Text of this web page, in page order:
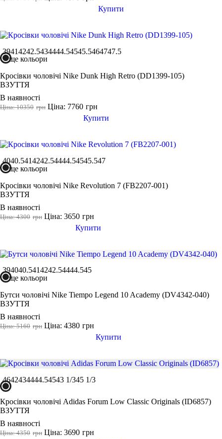
Показати більше
Виробник
Купити
39414242.5434444.54545.5464747.5
ще кольори
Кросівки чоловічі Nike Dunk High Retro (DD1399-105)
ВЗУТТЯ
В наявності
грн
Ціна: 10350 грн
Ціна: 7760
Купити
4040.5414242.54444.54545.547
ще кольори
Кросівки чоловічі Nike Revolution 7 (FB2207-001)
ВЗУТТЯ
В наявності
грн
Ціна: 4300 грн
Ціна: 3650
Купити
394040.5414242.54444.545
ще кольори
Бутси чоловічі Nike Tiempo Legend 10 Academy (DV4342-040)
ВЗУТТЯ
В наявності
грн
Ціна: 5160 грн
Ціна: 4380
Купити
4642434444.54543 1/345 1/3
Кросівки чоловічі Adidas Forum Low Classic Originals (ID6857)
ВЗУТТЯ
В наявності
грн
Ціна: 4350 грн
Ціна: 3690